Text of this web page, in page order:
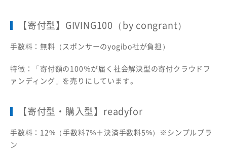
【寄付型】GIVING100（by congrant）
手数料：無料（スポンサーのyogibo社が負担）
特徴：「寄付額の100％が届く社会解決型の寄付クラウドフ
ァンディング」を売りにしています。
【寄付型・購入型】readyfor
手数料：12%（手数料7%＋決済手数料5%）※シンプルプラ
ン